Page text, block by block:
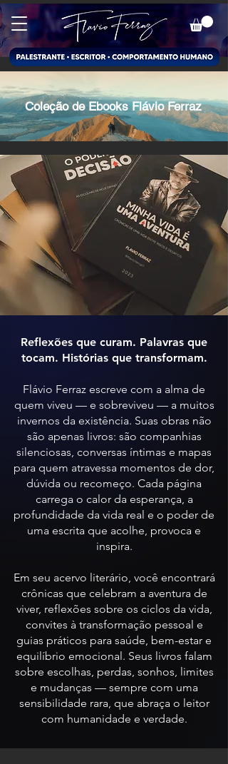
Coleção de Ebooks Flávio Ferraz
Reflexões que curam. Palavras que
tocam. Histórias que transformam.
Flávio Ferraz escreve com a alma de
quem viveu — e sobreviveu — a muitos
invernos da existência. Suas obras não
são apenas livros: são companhias
silenciosas, conversas íntimas e mapas
para quem atravessa momentos de dor,
dúvida ou recomeço. Cada página
carrega o calor da esperança, a
profundidade da vida real e o poder de
uma escrita que acolhe, provoca e
inspira.
Em seu acervo literário, você encontrará
crônicas que celebram a aventura de
viver, reflexões sobre os ciclos da vida,
convites à transformação pessoal e
guias práticos para saúde, bem-estar e
equilíbrio emocional. Seus livros falam
sobre escolhas, perdas, sonhos, limites
e mudanças — sempre com uma
sensibilidade rara, que abraça o leitor
com humanidade e verdade.